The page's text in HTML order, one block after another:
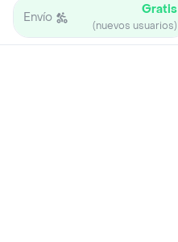
Envío Gratis
(nuevos usuarios)